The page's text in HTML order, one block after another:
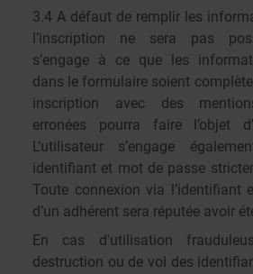
3.4 A défaut de remplir les
l’inscription ne sera pas
s’engage à ce que les
dans le formulaire soient
inscription avec des
erronées pourra faire l’objet
L’utilisateur s’engage
identifiant et mot de passe
Toute connexion via l’identifiant
d’un adhérent sera réputée avoir
En cas d'utilisation
destruction ou de vol des